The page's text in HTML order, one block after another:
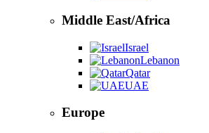
Middle East/Africa
Israel
Lebanon
Qatar
UAE
Europe